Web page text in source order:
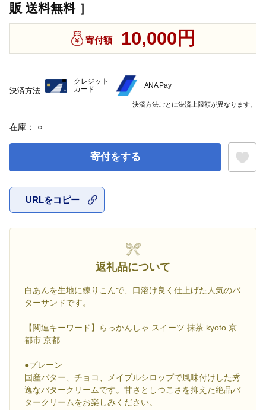
販 送料無料 ］
寄付額 10,000円
在庫： ○
寄付をする
URLをコピー
返礼品について
白あんを生地に練りこんで、口溶け良く仕上げた人気のバ
ターサンドです。
【関連キーワード】らっかんしゃ スイーツ 抹茶 kyoto 京
都市 京都
●プレーン
国産バター、チョコ、メイプルシロップで風味付けした秀
逸なバタークリームです。甘さとしつこさを抑えた絶品バ
タークリームをお楽しみください。
決済方法
クレジット
カード
ANA Pay
決済方法ごとに決済上限額が異なります。